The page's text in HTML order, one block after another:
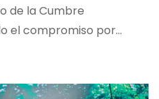
de la Cumbre
el compromiso por…